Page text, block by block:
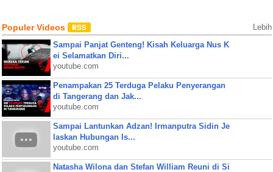
Populer Videos Lebih
Sampai Panjat Genteng! Kisah Keluarga Nus K
ei Selamatkan Diri...
youtube.com
Penampakan 25 Terduga Pelaku Penyerangan
di Tangerang dan Jak...
youtube.com
Sampai Lantunkan Adzan! Irmanputra Sidin Je
laskan Hubungan Is...
youtube.com
Natasha Wilona dan Stefan William Reuni di Si